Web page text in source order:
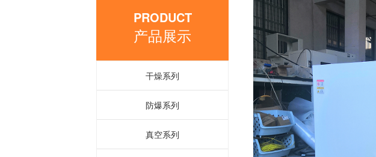
PRODUCT
产品展示
干燥系列
防爆系列
真空系列